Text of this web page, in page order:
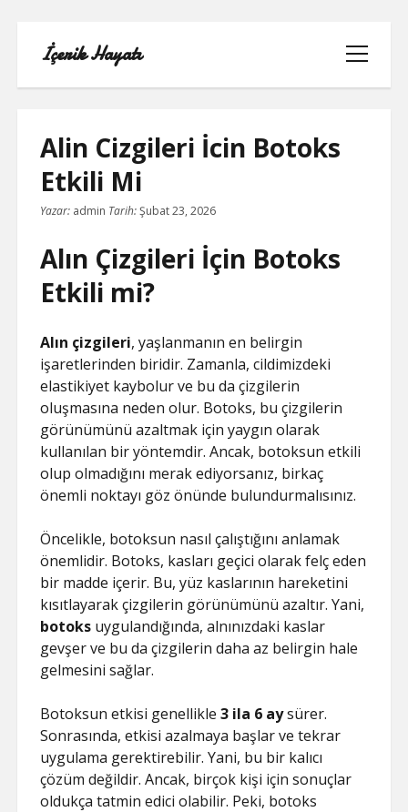
İçerik Hayatı
menüyü
aç
FACEBOOK SAYFA NASIL KURULUR
IGTV IZLENME GÖNDERME HILESI
TUMBLR TAKIPÇI ARTTIRMA BEDAVA
Alin Cizgileri İcin Botoks
Etkili Mi
Yazar: admin Tarih:Şubat 23, 2026
Alın Çizgileri İçin Botoks
Etkili mi?
Alın çizgileri, yaşlanmanın en belirgin
işaretlerinden biridir. Zamanla, cildimizdeki
elastikiyet kaybolur ve bu da çizgilerin
oluşmasına neden olur. Botoks, bu çizgilerin
görünümünü azaltmak için yaygın olarak
kullanılan bir yöntemdir. Ancak, botoksun etkili
olup olmadığını merak ediyorsanız, birkaç
önemli noktayı göz önünde bulundurmalısınız.
Öncelikle, botoksun nasıl çalıştığını anlamak
önemlidir. Botoks, kasları geçici olarak felç eden
bir madde içerir. Bu, yüz kaslarının hareketini
kısıtlayarak çizgilerin görünümünü azaltır. Yani,
botoks uygulandığında, alnınızdaki kaslar
gevşer ve bu da çizgilerin daha az belirgin hale
gelmesini sağlar.
Botoksun etkisi genellikle3 ila 6 aysürer.
Sonrasında, etkisi azalmaya başlar ve tekrar
uygulama gerektirebilir. Yani, bu bir kalıcı
çözüm değildir. Ancak, birçok kişi için sonuçlar
oldukça tatmin edici olabilir. Peki, botoks